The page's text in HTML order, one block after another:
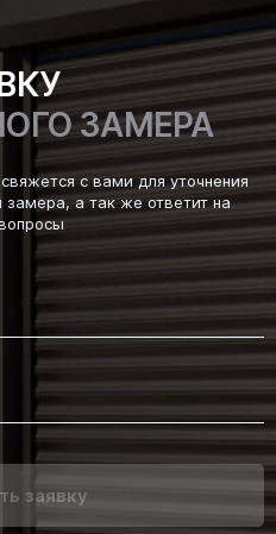
ЗАМЕРА
с вами для уточнения
а так же ответит на